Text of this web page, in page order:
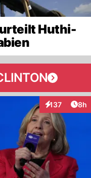
Huthi-
137
Interaktionen
8h